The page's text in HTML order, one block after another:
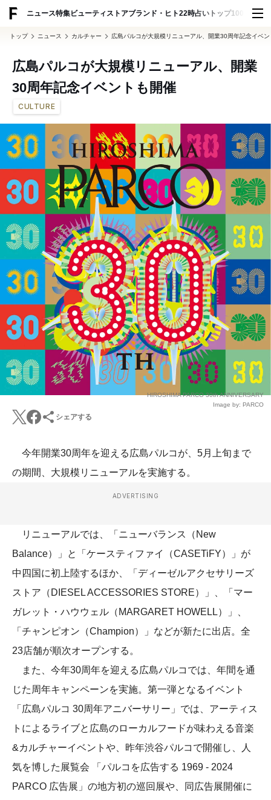
ニュース特集ビューティ ストアブランド・ヒト22時占い トップ100 スナッ
トップ ニュース カルチャー 広島パルコが大規模リニューアル、開業30周年記念イベ
広島パルコが大規模リニューアル、開業
30周年記念イベントも開催
CULTURE
HIROSHIMA PARCO 30th ANNIVERSARY
Image by: PARCO
シェアする
今年開業30周年を迎える広島パルコが、5月上旬まで
の期間、大規模リニューアルを実施する。
ADVERTISING
リニューアルでは、「ニューバランス（New
Balance）」と「ケースティファイ（CASETiFY）」が
中四国に初上陸するほか、「ディーゼルアクセサリーズ
ストア（DIESEL ACCESSORIES STORE）」、「マー
ガレット・ハウウェル（MARGARET HOWELL）」、
「チャンピオン（Champion）」などが新たに出店。全
23店舗が順次オープンする。
また、今年30周年を迎える広島パルコでは、年間を通
じた周年キャンペーンを実施。第一弾となるイベント
「広島パルコ 30周年アニバーサリー」では、アーティス
トによるライブと広島のローカルフードが味わえる音楽
&カルチャーイベントや、昨年渋谷パルコで開催し、人
気を博した展覧会 「パルコを広告する 1969 - 2024
PARCO 広告展」の地方初の巡回展や、同広告展開催に